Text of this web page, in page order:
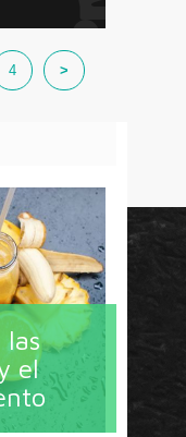
4 >
las
el
estrategias,
en México
imprescindible
redes
Los contenidos
y dirigidos hacia
en